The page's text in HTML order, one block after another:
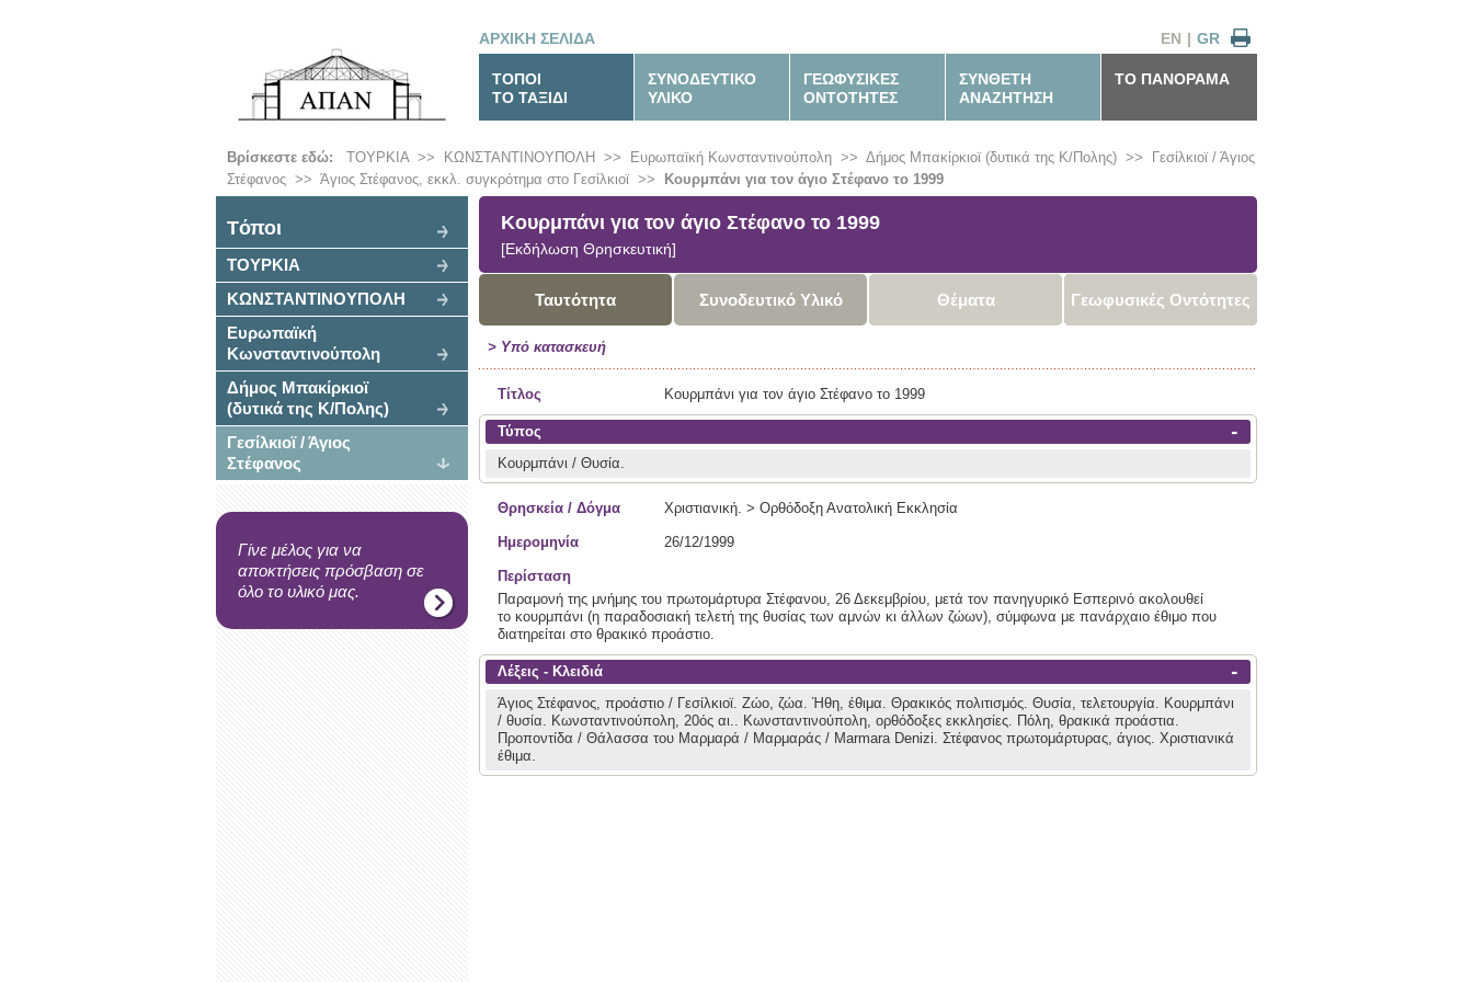
ΑΡΧΙΚΗ ΣΕΛΙΔΑ GR
|
EN
ΤΟΠΟΙ
ΤΟ ΤΑΞΙΔΙ
ΣΥΝΟΔΕΥΤΙΚΟ
ΥΛΙΚΟ
ΓΕΩΦΥΣΙΚΕΣ
ΟΝΤΟΤΗΤΕΣ
ΣΥΝΘΕΤΗ
ΑΝΑΖΗΤΗΣΗ
ΤΟ ΠΑΝΟΡΑΜΑ
Βρίσκεστε εδώ: ΤΟΥΡΚΙΑ>> ΚΩΝΣΤΑΝΤΙΝΟΥΠΟΛΗ >> Ευρωπαϊκή Κωνσταντινούπολη >> Δήμος Μπακίρκιοϊ (δυτικά της Κ/Πολης) >>
Γεσίλκιοϊ / Άγιος
Στέφανος >> Άγιος Στέφανος, εκκλ. συγκρότημα στο Γεσίλκιοϊ>> Κουρμπάνι για τον άγιο Στέφανο το 1999
Tόποι
ΤΟΥΡΚΙΑ
ΚΩΝΣΤΑΝΤΙΝΟΥΠΟΛΗ
Ευρωπαϊκή
Κωνσταντινούπολη
Δήμος Μπακίρκιοϊ
(δυτικά της Κ/Πολης)
Γεσίλκιοϊ / Άγιος
Στέφανος
Γίνε μέλος για να
αποκτήσεις πρόσβαση σε
όλο το υλικό μας.
Κουρμπάνι για τον άγιο Στέφανο το 1999
[Εκδήλωση Θρησκευτική]
Ταυτότητα Συνοδευτικό Υλικό Θέματα Γεωφυσικές Οντότητες
> Υπό κατασκευή
Τίτλος Κουρμπάνι για τον άγιο Στέφανο το 1999
Τύπος -
Κουρμπάνι / Θυσία.
Θρησκεία / Δόγμα Χριστιανική. > Ορθόδοξη Ανατολική Εκκλησία
Ημερομηνία 26/12/1999
Περίσταση
Παραμονή της μνήμης του πρωτομάρτυρα Στέφανου, 26 Δεκεμβρίου, μετά τον πανηγυρικό Εσπερινό ακολουθεί
το κουρμπάνι (η παραδοσιακή τελετή της θυσίας των αμνών κι άλλων ζώων), σύμφωνα με πανάρχαιο έθιμο που
διατηρείται στο θρακικό προάστιο.
Λέξεις - Κλειδιά -
Άγιος Στέφανος, προάστιο / Γεσίλκιοϊ. Ζώο, ζώα. Ήθη, έθιμα. Θρακικός πολιτισμός. Θυσία, τελετουργία. Κουρμπάνι
/ θυσία. Κωνσταντινούπολη, 20ός αι.. Κωνσταντινούπολη, ορθόδοξες εκκλησίες. Πόλη, θρακικά προάστια.
Προποντίδα / Θάλασσα του Μαρμαρά / Μαρμαράς / Marmara Denizi. Στέφανος πρωτομάρτυρας, άγιος. Χριστιανικά
έθιμα.